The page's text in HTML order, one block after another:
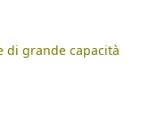
di grande capacità